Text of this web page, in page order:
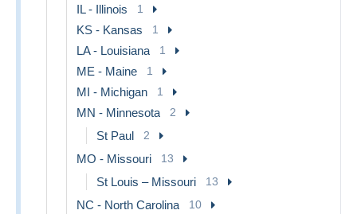
IL - Illinois 1
KS - Kansas 1
LA - Louisiana 1
ME - Maine 1
MI - Michigan 1
MN - Minnesota 2
St Paul 2
MO - Missouri 13
St Louis – Missouri 13
NC - North Carolina 10